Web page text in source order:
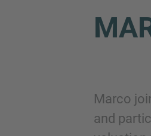
Marco
and
ons meer te vertellen